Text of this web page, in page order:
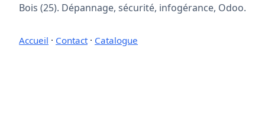
Bois (25). Dépannage, sécurité, infogérance, Odoo.
Accueil · Contact· Catalogue